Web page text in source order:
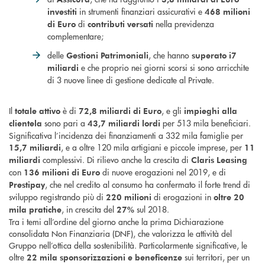
investiti in strumenti finanziari assicurativi e 468 milioni
di Euro di contributi versati nella previdenza
complementare;
delle Gestioni Patrimoniali, che hanno superato i7
miliardi e che proprio nei giorni scorsi si sono arricchite
di 3 nuove linee di gestione dedicate al Private.
Il totale attivo è di 72,8 miliardi di Euro, e gli impieghi alla
clientela sono pari a 43,7 miliardi lordi per 513 mila beneficiari.
Significativa l’incidenza dei finanziamenti a 332 mila famiglie per
15,7 miliardi, e a oltre 120 mila artigiani e piccole imprese, per 11
miliardi complessivi. Di rilievo anche la crescita di Claris Leasing
con 136 milioni di Euro di nuove erogazioni nel 2019, e di
Prestipay, che nel credito al consumo ha confermato il forte trend di
sviluppo registrando più di 220 milioni di erogazioni in oltre 20
mila pratiche, in crescita del 27% sul 2018.
Tra i temi all’ordine del giorno anche la prima Dichiarazione
consolidata Non Finanziaria (DNF), che valorizza le attività del
Gruppo nell’ottica della sostenibilità. Particolarmente significative, le
oltre 22 mila sponsorizzazioni e beneficenze sui territori, per un